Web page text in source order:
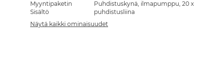
the
beginning
the
Myyntipaketin
Sisältö
Puhdistuskynä, ilmapumppu, 20 x
puhdistusliina
Näytä kaikki ominaisuudet